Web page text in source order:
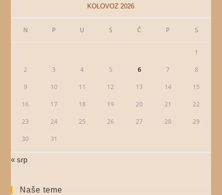
KOLOVOZ 2026
N P U S Č P S
1
2 3 4 5 6 7 8
9 10 11 12 13 14 15
16 17 18 19 20 21 22
23 24 25 26 27 28 29
30 31
« srp
Naše teme